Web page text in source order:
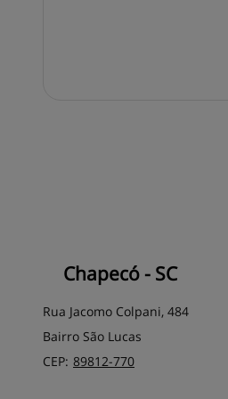
Chapecó - SC
Rua Jacomo Colpani, 484
Bairro São Lucas
CEP: 89812-770